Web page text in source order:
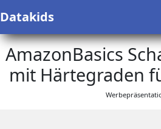
Datakids
AmazonBasics
mit Härtegraden